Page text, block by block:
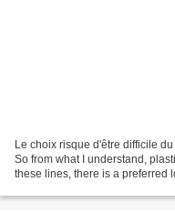
Le choix risque d'être difficile
So from what I understand,
these lines, there is a preferred